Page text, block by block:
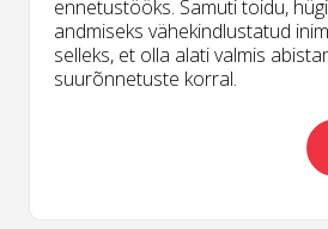
ennetustööks. Samuti toidu,
andmiseks vähekindlustatud
selleks, et olla alati valmis
suurõnnetuste korral.